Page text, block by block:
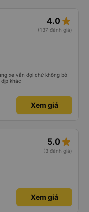
4.0 star_rate
(137 đánh giá)
xe vẫn đợi chứ không bỏ
khác
Xem giá
5.0 star_rate
(3 đánh giá)
Xem giá